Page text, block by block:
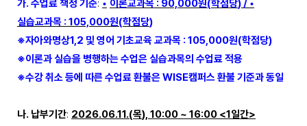
가. 수업료 책정 기준: • 이론교과목 : 90,000원(학점당) / •
실습교과목 : 105,000원(학점당)
※자아와명상1,2 및 영어 기초교육 교과목 : 105,000원(학점당)
※이론과 실습을 병행하는 수업은 실습과목의 수업료 적용
※수강 취소 등에 따른 수업료 환불은WISE캠퍼스 환불 기준과 동일
나. 납부기간: 2026.06.11.(목), 10:00 ~ 16:00 <1일간>